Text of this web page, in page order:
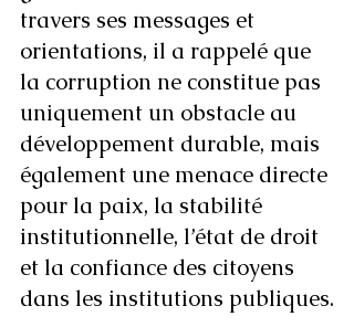
travers ses messages et
orientations, il a rappelé que
la corruption ne constitue pas
uniquement un obstacle au
développement durable, mais
également une menace directe
pour la paix, la stabilité
institutionnelle, l’état de droit
et la confiance des citoyens
dans les institutions publiques.